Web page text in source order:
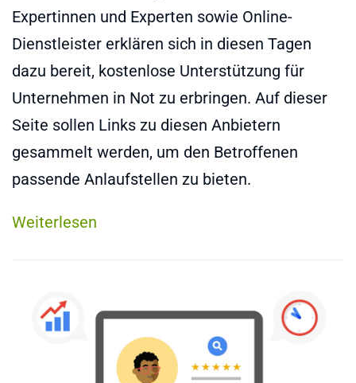
Expertinnen und Experten sowie Online-
Dienstleister erklären sich in diesen Tagen
dazu bereit, kostenlose Unterstützung für
Unternehmen in Not zu erbringen. Auf dieser
Seite sollen Links zu diesen Anbietern
gesammelt werden, um den Betroffenen
passende Anlaufstellen zu bieten.
Weiterlesen